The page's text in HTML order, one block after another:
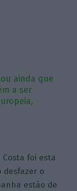
ainda que
a ser
foi esta
desfazer o
estão de